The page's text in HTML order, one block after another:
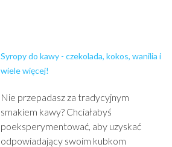
Syropy do kawy - czekolada, kokos, wanilia i
wiele więcej!
Nie przepadasz za tradycyjnym
smakiem kawy? Chciałabyś
poeksperymentować, aby uzyskać
odpowiadający swoim kubkom